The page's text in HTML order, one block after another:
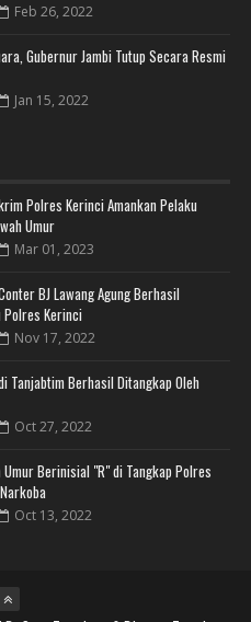
Feb 26, 2022
Gubernur Jambi Tutup Secara Resmi
Jan 15, 2022
Polres Kerinci Amankan Pelaku
Umur
Mar 01, 2023
BJ Lawang Agung Berhasil
Polres Kerinci
Nov 17, 2022
Tanjabtim Berhasil Ditangkap Oleh
Oct 27, 2022
Berinisial "R" di Tangkap Polres
Oct 13, 2022